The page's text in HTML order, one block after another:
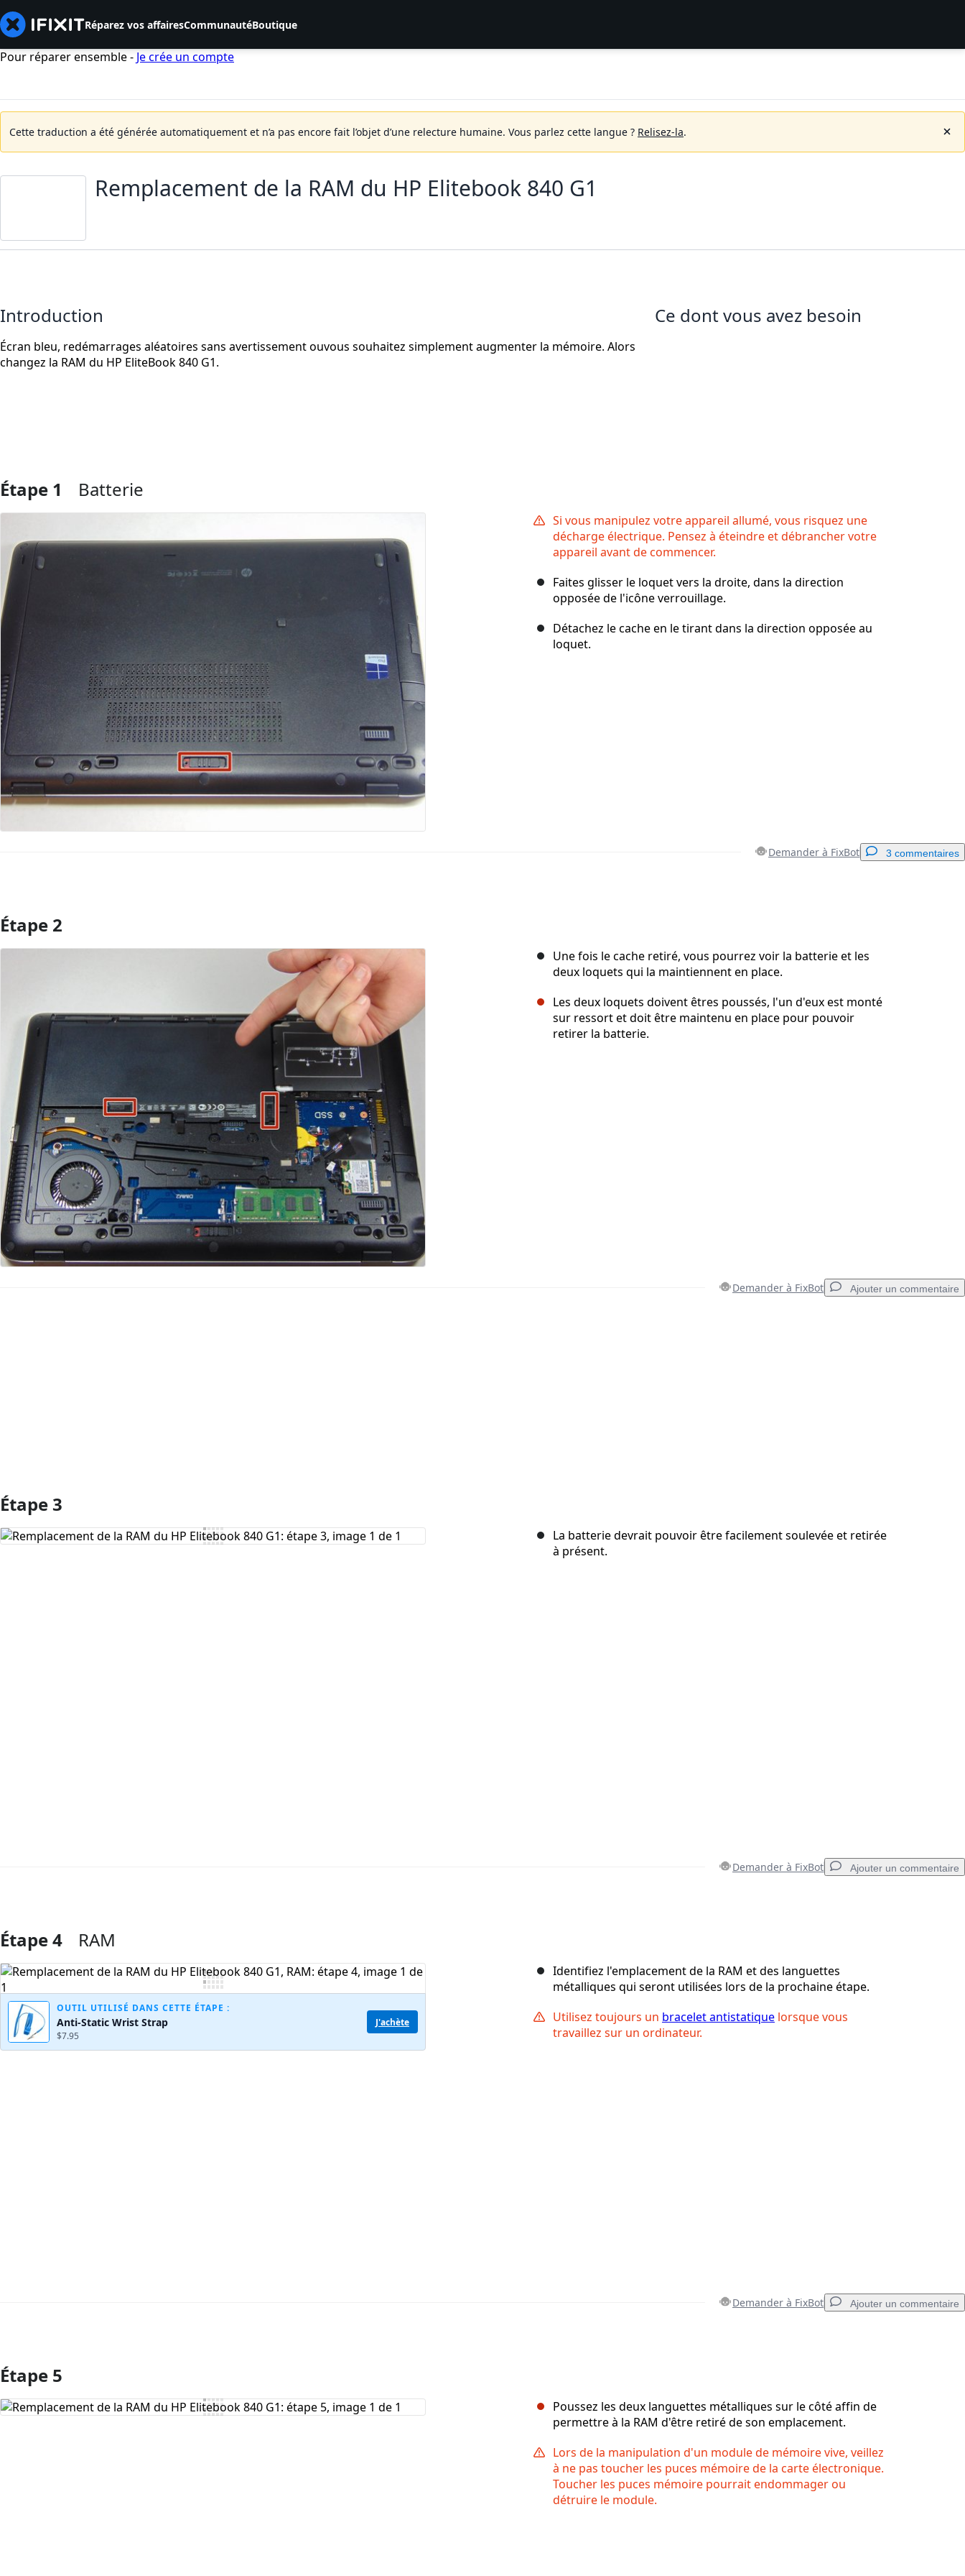
Réparez vos affairesCommunautéBoutique
Pour réparer ensemble - Je crée un compte
Cette traduction a été générée automatiquement et n’a pas encore fait l’objet d’une relecture humaine. Vous parlez cette langue ? Relisez-la.
Remplacement de la RAM du HP Elitebook 840 G1
Introduction
Écran bleu, redémarrages aléatoires sans avertissement ouvous souhaitez simplement augmenter la mémoire. Alors
changez la RAM du HP EliteBook 840 G1.
Ce dont vous avez besoin
Étape 1 Batterie
Si vous manipulez votre appareil allumé, vous risquez une
décharge électrique. Pensez à éteindre et débrancher votre
appareil avant de commencer.
Faites glisser le loquet vers la droite, dans la direction
opposée de l'icône verrouillage.
Détachez le cache en le tirant dans la direction opposée au
loquet.
Demander à FixBot 3 commentaires
Ajouter un commentaire
Étape 2
Une fois le cache retiré, vous pourrez voir la batterie et les
deux loquets qui la maintiennent en place.
Les deux loquets doivent êtres poussés, l'un d'eux est monté
sur ressort et doit être maintenu en place pour pouvoir
retirer la batterie.
Demander à FixBot Ajouter un commentaire
Étape 3
La batterie devrait pouvoir être facilement soulevée et retirée
à présent.
Demander à FixBot Ajouter un commentaire
Ajouter un commentaire
Étape 4 RAM
OUTIL UTILISÉ DANS CETTE ÉTAPE :
Anti-Static Wrist Strap
$7.95
J'achète
Identifiez l'emplacement de la RAM et des languettes
métalliques qui seront utilisées lors de la prochaine étape.
Utilisez toujours un bracelet antistatique lorsque vous
travaillez sur un ordinateur.
Demander à FixBot Ajouter un commentaire
Ajouter un commentaire
Étape 5
Poussez les deux languettes métalliques sur le côté affin de
permettre à la RAM d'être retiré de son emplacement.
Lors de la manipulation d'un module de mémoire vive, veillez
à ne pas toucher les puces mémoire de la carte électronique.
Toucher les puces mémoire pourrait endommager ou
détruire le module.